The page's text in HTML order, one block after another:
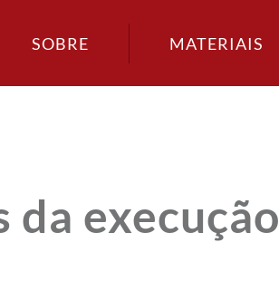
SOBRE MATERIAIS
execução